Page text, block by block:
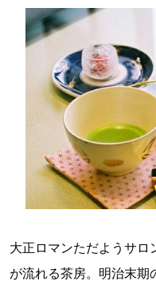
大正ロマンただようサロ
が流れる茶房。明治末期